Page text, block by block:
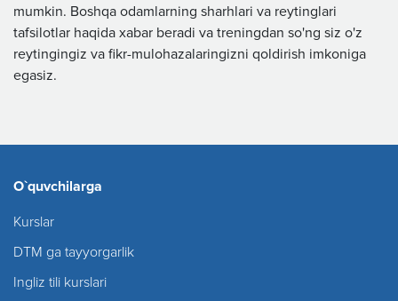
mumkin. Boshqa odamlarning sharhlari va reytinglari
tafsilotlar haqida xabar beradi va treningdan so'ng siz o'z
reytingingiz va fikr-mulohazalaringizni qoldirish imkoniga
egasiz.
O`quvchilarga
Kurslar
DTM ga tayyorgarlik
Ingliz tili kurslari